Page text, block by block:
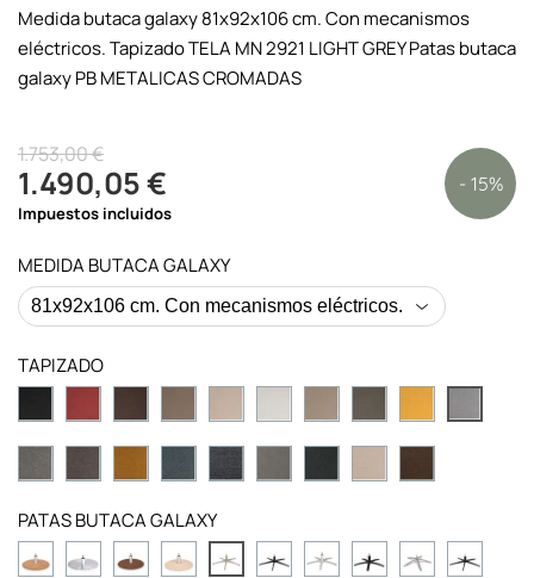
Medida butaca galaxy 81x92x106 cm. Con mecanismos
eléctricos. Tapizado TELA MN 2921 LIGHT GREY Patas butaca
galaxy PB METALICAS CROMADAS
1.753,00 €
1.490,05 € - 15%
Impuestos incluidos
MEDIDA BUTACA GALAXY
TAPIZADO
PATAS BUTACA GALAXY